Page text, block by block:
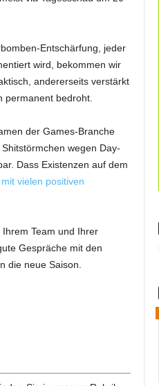
Entschärfung, jeder
wird, bekommen wir
andererseits verstärkt
permanent bedroht.
der Games-Branche
wegen Day-
Dass Existenzen auf dem
mit vielen positiven
Team und Ihrer
Gespräche mit den
die neue Saison.